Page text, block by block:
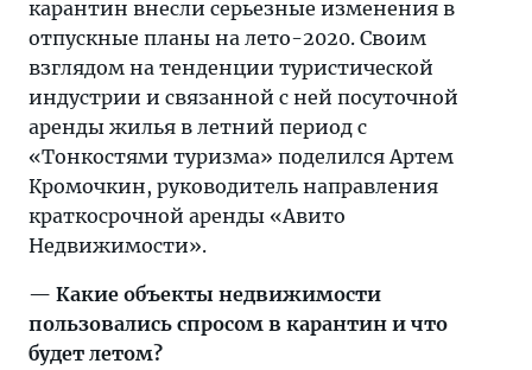
карантин
внесли
серьезные
изменения
в
отпускные
планы
на
карантин внесли серьезные изменения в
отпускные планы на лето-2020. Своим
взглядом на тенденции туристической
индустрии и связанной с ней посуточной
аренды жилья в летний период с
«Тонкостями туризма» поделился Артем
Кромочкин, руководитель направления
краткосрочной аренды «Авито
Недвижимости».
— Какие объекты недвижимости
пользовались спросом в карантин и что
будет летом?